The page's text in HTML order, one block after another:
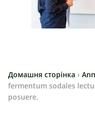
Домашня сторінка ›
fermentum sodales
posuere.